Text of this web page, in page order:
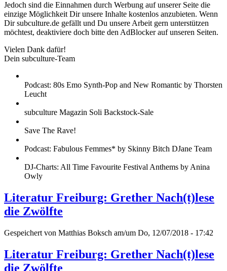
Jedoch sind die Einnahmen durch Werbung auf unserer Seite die
einzige Möglichkeit Dir unsere Inhalte kostenlos anzubieten. Wenn
Dir subculture.de gefällt und Du unsere Arbeit gern unterstützen
möchtest, deaktiviere doch bitte den AdBlocker auf unseren Seiten.
Vielen Dank dafür!
Dein subculture-Team
Podcast: 80s Emo Synth-Pop and New Romantic by Thorsten
Leucht
subculture Magazin Soli Backstock-Sale
Save The Rave!
Podcast: Fabulous Femmes* by Skinny Bitch DJane Team
DJ-Charts: All Time Favourite Festival Anthems by Anina
Owly
Literatur Freiburg: Grether Nach(t)lese
die Zwölfte
Gespeichert von Matthias Boksch am/um Do, 12/07/2018 - 17:42
Literatur Freiburg: Grether Nach(t)lese
die Zwölfte